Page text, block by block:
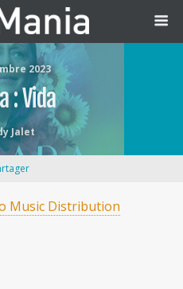
2023
: Vida
Jalet
Music Distribution